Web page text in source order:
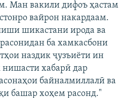
Ман вакили дифоъ ҳастам
вайрон накардаам.
шикастани ирода ва
ба хамкасбони
наздик ҷузъиёти ин
хабарӣ дар
байналмиллалӣ ва
башар хоҳем расонд."